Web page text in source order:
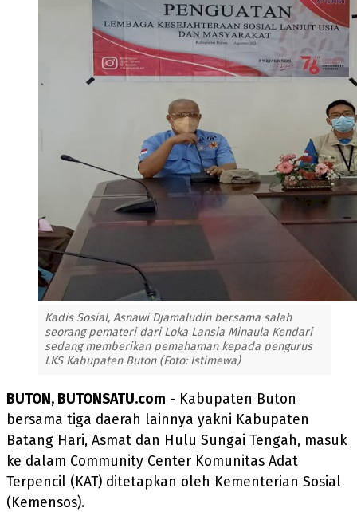
Kadis Sosial, Asnawi Djamaludin bersama salah
seorang pemateri dari Loka Lansia Minaula Kendari
sedang memberikan pemahaman kepada pengurus
LKS Kabupaten Buton (Foto: Istimewa)
BUTON, BUTONSATU.com - Kabupaten Buton
bersama tiga daerah lainnya yakni Kabupaten
Batang Hari, Asmat dan Hulu Sungai Tengah, masuk
ke dalam Community Center Komunitas Adat
Terpencil (KAT) ditetapkan oleh Kementerian Sosial
(Kemensos).